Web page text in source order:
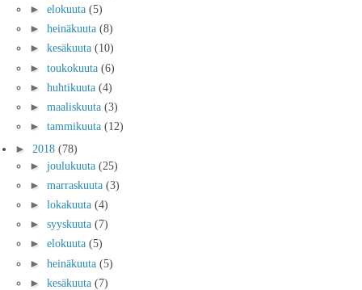
► elokuuta (5)
► heinäkuuta (8)
► kesäkuuta (10)
► toukokuuta (6)
► huhtikuuta (4)
► maaliskuuta (3)
► tammikuuta (12)
► 2018 (78)
► joulukuuta (25)
► marraskuuta (3)
► lokakuuta (4)
► syyskuuta (7)
► elokuuta (5)
► heinäkuuta (5)
► kesäkuuta (7)